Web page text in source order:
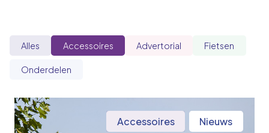
Alles Accessoires Advertorial Fietsen
Onderdelen
Accessoires Nieuws